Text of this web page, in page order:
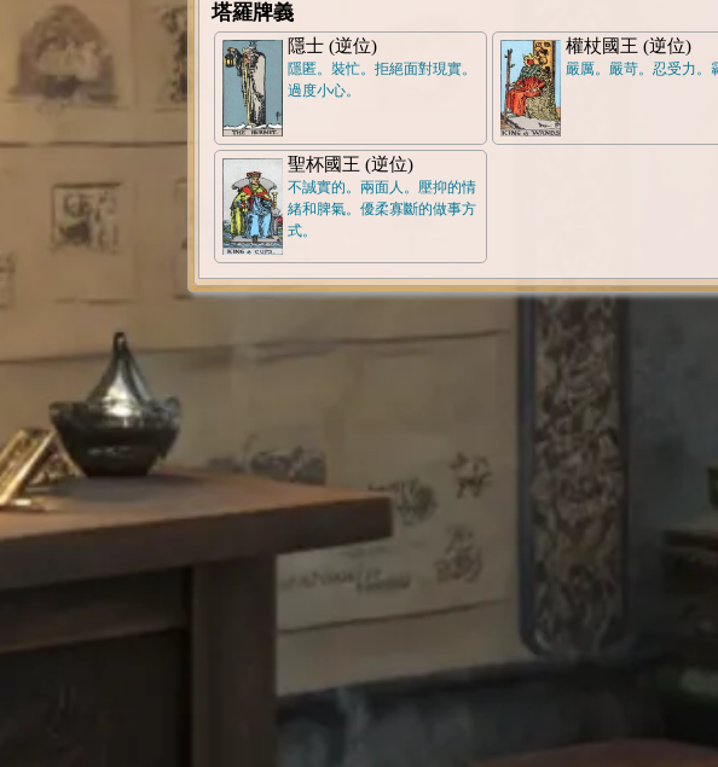
塔羅牌義
隱士 (逆位)
隱匿。裝忙。拒絕面對現實。
過度小心。
權杖國王 (逆位)
嚴厲。嚴苛。忍受力。
聖杯國王 (逆位)
不誠實的。兩面人。壓抑的情
緒和脾氣。優柔寡斷的做事方
式。